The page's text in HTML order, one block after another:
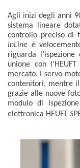
Agli inizi degli anni
sistema lineare
controllo preciso di
InLine è
riguarda
unione con
mercato. I servo-
contenitori, mentre
grazie alle nuove
modulo di
elettronica HEUFT